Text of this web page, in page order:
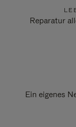
Reparatur
Ein eigenes